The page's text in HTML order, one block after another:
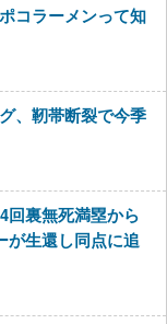
コラーメンって知
、靭帯断裂で今季
回裏無死満塁から
が生還し同点に追